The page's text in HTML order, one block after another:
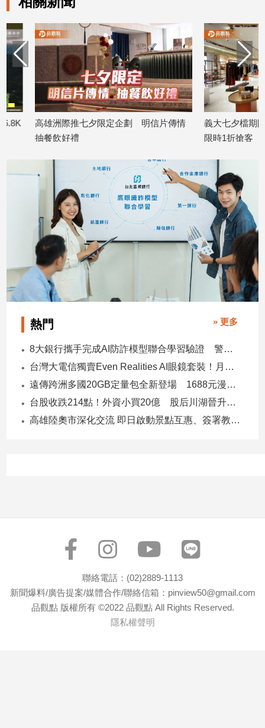
觀
高雄洲際推七夕限定企劃 明信片傳情
抽餐飲好禮
義大七夕檔期開跑 全
限時1折搶客
熱門 » 更多
8大銀行攜手完成AI防詐模型聯合學習驗證 警示帳戶準確度提升2倍
台灣大電信獨賣Even Realities AI眼鏡套裝！月付1399元 專案價3990
遠傳跨洲多國20GB定量包全新登場 1688元漫遊逾百國家！
台股收跌214點！外資小買20億 股后川湖晉升萬金股
高雄陸奧市深化交流 即日啟動景點互惠、簽署教育合作MOU
聯絡電話：(02)2889-1113
新聞爆料/廣告提案/媒體合作/聯絡信箱：pinview50@gmail.com
品觀點 版權所有 ©2022 品觀點 All Rights Reserved.
隱私權聲明